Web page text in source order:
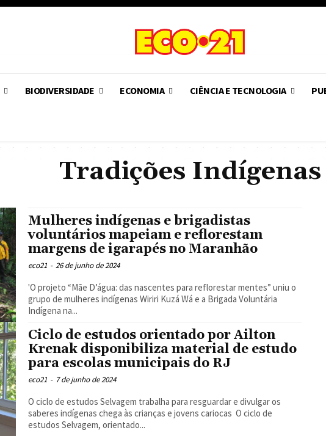
BIODIVERSIDADE ECONOMIA CIÊNCIA E TECNOLOGIA
Tradições Indígenas
Mulheres indígenas e brigadistas
voluntários mapeiam e reflorestam
margens de igarapés no Maranhão
eco21 - 26 de junho de 2024
'O projeto “Mãe D’água: das nascentes para reflorestar mentes” uniu o
grupo de mulheres indígenas Wiriri Kuzá Wá e a Brigada Voluntária
Indígena na...
Ciclo de estudos orientado por Ailton
Krenak disponibiliza material de estudo
para escolas municipais do RJ
eco21 - 7 de junho de 2024
O ciclo de estudos Selvagem trabalha para resguardar e divulgar os
saberes indígenas chega às crianças e jovens cariocas O ciclo de
estudos Selvagem, orientado...